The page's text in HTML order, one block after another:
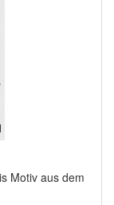
Motiv aus dem